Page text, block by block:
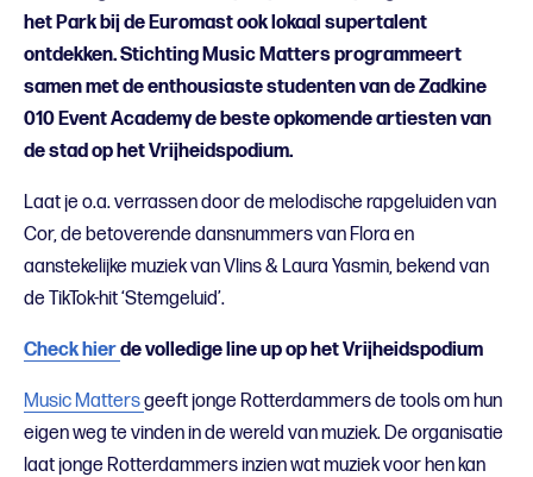
het Park bij de Euromast ook lokaal supertalent
ontdekken. Stichting Music Matters programmeert
samen met de enthousiaste studenten van de Zadkine
010 Event Academy de beste opkomende artiesten van
de stad op het Vrijheidspodium.
Laat je o.a. verrassen door de melodische rapgeluiden van
Cor, de betoverende dansnummers van Flora en
aanstekelijke muziek van Vlins & Laura Yasmin, bekend van
de TikTok-hit ‘Stemgeluid’.
Check hierde volledige line up op het Vrijheidspodium
Music Mattersgeeft jonge Rotterdammers de tools om hun
eigen weg te vinden in de wereld van muziek. De organisatie
laat jonge Rotterdammers inzien wat muziek voor hen kan